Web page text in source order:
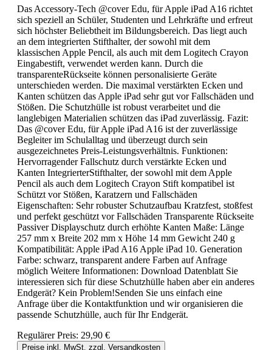
Das Accessory-Tech @cover Edu, für Apple iPad A16 richtet
sich speziell an Schüler, Studenten und Lehrkräfte und erfreut
sich höchster Beliebtheit im Bildungsbereich. Das liegt auch
an dem integrierten Stifthalter, der sowohl mit dem
klassischen Apple Pencil, als auch mit dem Logitech Crayon
Eingabestift, verwendet werden kann. Durch die
transparenteRückseite können personalisierte Geräte
unterschieden werden. Die maximal verstärkten Ecken und
Kanten schützen das Apple iPad sehr gut vor Fallschäden und
Stößen. Die Schutzhülle ist robust verarbeitet und die
langlebigen Materialien schützen das iPad zuverlässig. Fazit:
Das @cover Edu, für Apple iPad A16 ist der zuverlässige
Begleiter im Schulalltag und überzeugt durch sein
ausgezeichnetes Preis-Leistungsverhältnis. Funktionen:
Hervorragender Fallschutz durch verstärkte Ecken und
Kanten IntegrierterStifthalter, der sowohl mit dem Apple
Pencil als auch dem Logitech Crayon Stift kompatibel ist
Schützt vor Stößen, Karatzern und Fallschäden
Eigenschaften: Sehr robuster Schutzaufbau Kratzfest, stoßfest
und perfekt geschützt vor Fallschäden Transparente Rückseite
Passiver Displayschutz durch erhöhte Kanten Maße: Länge
257 mm x Breite 202 mm x Höhe 14 mm Gewicht 240 g
Kompatibilität: Apple iPad A16 Apple iPad 10. Generation
Farbe: schwarz, transparent andere Farben auf Anfrage
möglich Weitere Informationen: Download Datenblatt Sie
interessieren sich für diese Schutzhülle haben aber ein anderes
Endgerät? Kein Problem!Senden Sie uns einfach eine
Anfrage über die Kontaktfunktion und wir organisieren die
passende Schutzhülle, auch für Ihr Endgerät.
Regulärer Preis: 29,90 €
Preise inkl. MwSt. zzgl. Versandkosten